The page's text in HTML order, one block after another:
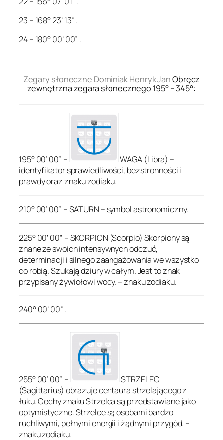
23 – 168° 23’ 13” .
24 – 180° 00’ 00” .
Zegary słoneczne Dominiak Henryk JanObręcz
zewnętrzna zegara słonecznego 195° – 345°:
195° 00’ 00” –
WAGA (Libra) –
identyfikator sprawiedliwości, bezstronności i
prawdy oraz znaku zodiaku.
210° 00’ 00” – SATURN – symbol astronomiczny.
225° 00’ 00” – SKORPION (Scorpio) Skorpiony są
znane ze swoich intensywnych odczuć,
determinacji i silnego zaangażowania we wszystko
co robią. Szukają dziury w całym. Jest to znak
przypisany żywiołowi wody. – znaku zodiaku.
240° 00’ 00” .
255° 00’ 00” –
STRZELEC
(Sagittarius) obrazuje centaura strzelającego z
łuku. Cechy znaku Strzelca są przedstawiane jako
optymistyczne. Strzelce są osobami bardzo
ruchliwymi, pełnymi energii i żądnymi przygód. –
znaku zodiaku.